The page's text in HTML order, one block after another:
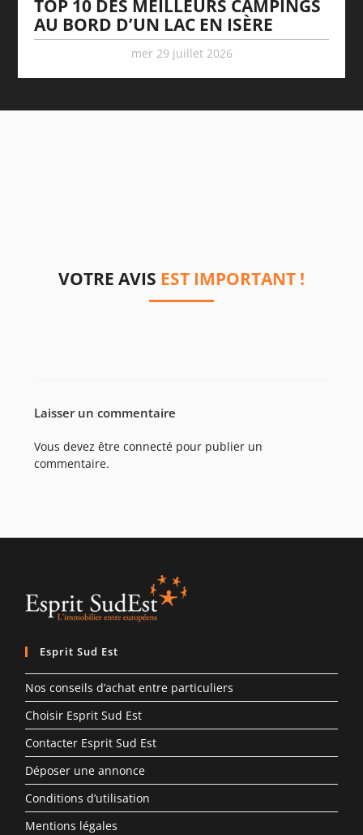
TOP 10 DES MEILLEURS CAMPINGS
AU BORD D’UN LAC EN ISÈRE
mer 29 juillet 2026
VOTRE AVIS EST IMPORTANT !
Laisser un commentaire
Vous devez êtreconnecté pour publier un
commentaire.
Esprit Sud Est
Nos conseils d’achat entre particuliers
Choisir Esprit Sud Est
Contacter Esprit Sud Est
Déposer une annonce
Conditions d’utilisation
Mentions légales